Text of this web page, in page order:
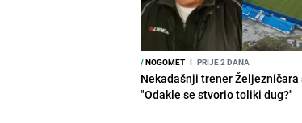
/NOGOMET I PRIJE 2 DANA
Nekadašnji trener Željezničara
"Odakle se stvorio toliki dug?"